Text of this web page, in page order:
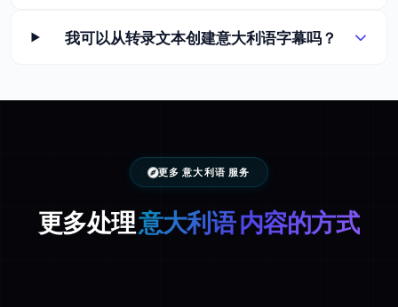
我可以从转录文本创建意大利语字幕吗？
更多 意大利语 服务
更多处理意大利语 内容的方式